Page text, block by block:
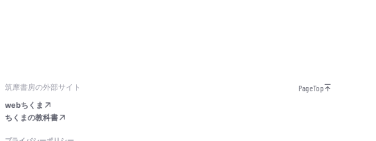
筑摩書房の外部サイト
webちくま
ちくまの教科書
PageTop